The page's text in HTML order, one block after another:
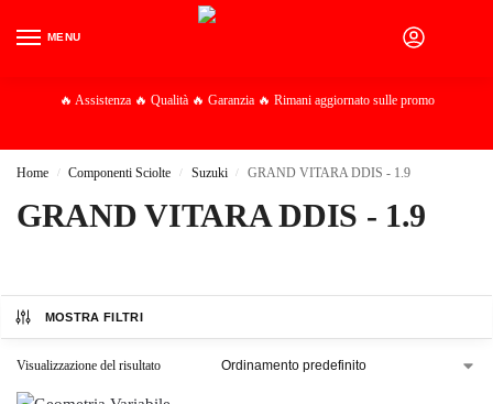
MENU
🔥 Assistenza 🔥 Qualità 🔥 Garanzia 🔥 Rimani aggiornato sulle promo
Home / Componenti Sciolte / Suzuki / GRAND VITARA DDIS - 1.9
GRAND VITARA DDIS - 1.9
MOSTRA FILTRI
Visualizzazione del risultato